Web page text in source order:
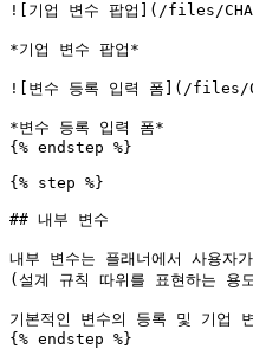
![기업 변수 팝업](/files/
*기업 변수 팝업*
![변수 등록 입력 폼](/files/
*변수 등록 입력 폼*
{% endstep %}
{% step %}
## 내부 변수
내부 변수는 플래너에서 사용자
(설계 규칙 따위를 표현하는 용
기본적인 변수의 등록 및 기업
{% endstep %}